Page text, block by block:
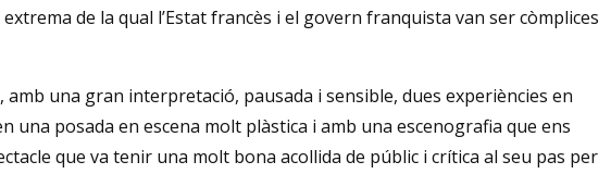
de la qual l’Estat francès i el govern franquista van ser còmplices
amb una gran interpretació, pausada i sensible, dues experiències en
una posada en escena molt plàstica i amb una escenografia que ens
que va tenir una molt bona acollida de públic i crítica al seu pas per